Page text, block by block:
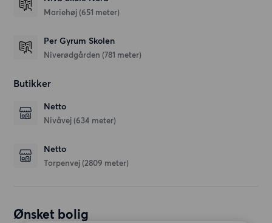
Mariehøj (651 meter)
Per Gyrum Skolen
Niverødgården (781 meter)
Butikker
Netto
Nivåvej (634 meter)
Netto
Torpenvej (2809 meter)
Ønsket bolig